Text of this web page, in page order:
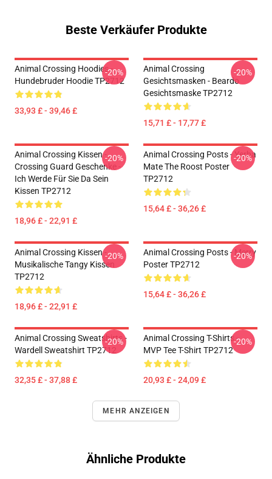
Beste Verkäufer Produkte
Animal Crossing Hoodies -
Hundebruder Hoodie TP2712
33,93 £ - 39,46 £
-20%
Animal Crossing
Gesichtsmasken - Beardo
Gesichtsmaske TP2712
15,71 £ - 17,77 £
-20%
Animal Crossing Kissen -
Crossing Guard Geschenke -
Ich Werde Für Sie Da Sein
Kissen TP2712
18,96 £ - 22,91 £
-20%
Animal Crossing Posts - Yerba
Mate The Roost Poster
TP2712
15,64 £ - 36,26 £
-20%
Animal Crossing Kissen -
Musikalische Tangy Kissen
TP2712
18,96 £ - 22,91 £
-20%
Animal Crossing Posts - Merry
Poster TP2712
15,64 £ - 36,26 £
-20%
Animal Crossing Sweatshirts -
Wardell Sweatshirt TP2712
32,35 £ - 37,88 £
-20%
Animal Crossing T-Shirts -
MVP Tee T-Shirt TP2712
20,93 £ - 24,09 £
-20%
MEHR ANZEIGEN
Ähnliche Produkte